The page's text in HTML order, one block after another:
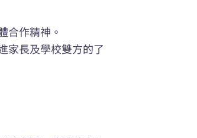
合作精神。
家長及學校雙方的了